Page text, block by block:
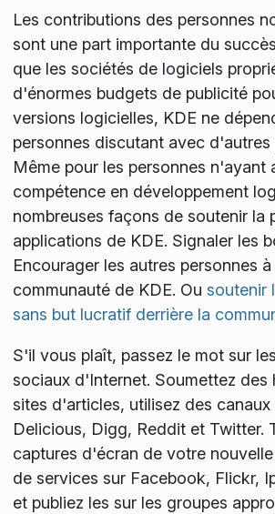
Les contributions des personnes
sont une part importante du
que les sociétés de logiciels
d'énormes budgets de publicité
versions logicielles, KDE ne
personnes discutant avec d'autres
Même pour les personnes n'ayant
compétence en développement
nombreuses façons de soutenir la
applications de KDE. Signaler les
Encourager les autres personnes
communauté de KDE. Ou soutenir
sans but lucratif derrière la
S'il vous plaît, passez le mot sur
sociaux d'Internet. Soumettez des
sites d'articles, utilisez des canaux
Delicious, Digg, Reddit et Twitter.
captures d'écran de votre
de services sur Facebook, Flickr,
et publiez les sur les groupes